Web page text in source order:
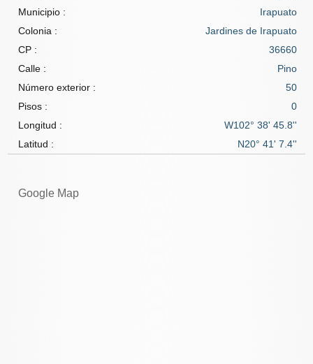
Municipio :
Irapuato
Colonia :
Jardines de Irapuato
CP :
36660
Calle :
Pino
Número exterior :
50
Pisos :
0
Longitud :
W102° 38' 45.8''
Latitud :
N20° 41' 7.4''
Google Map